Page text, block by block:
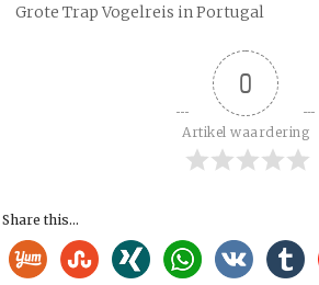
Grote Trap Vogelreis in Portugal
0
Artikel waardering
Share this...